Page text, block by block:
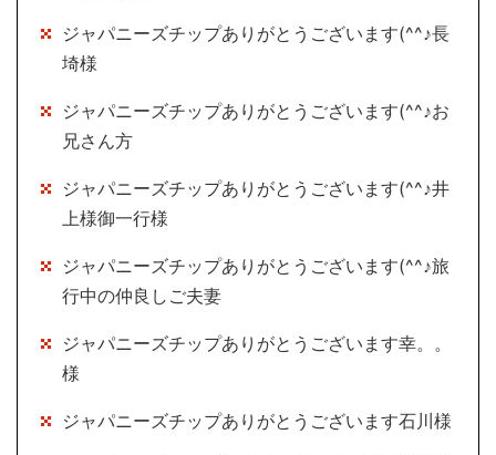
ジャパニーズチップありがとうございます(^^♪長
埼様
ジャパニーズチップありがとうございます(^^♪お
兄さん方
ジャパニーズチップありがとうございます(^^♪井
上様御一行様
ジャパニーズチップありがとうございます(^^♪旅
行中の仲良しご夫妻
ジャパニーズチップありがとうございます幸。。
様
ジャパニーズチップありがとうございます石川様